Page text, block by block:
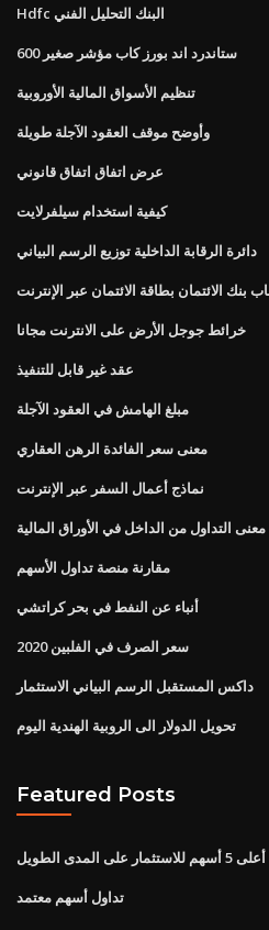
Hdfc البنك التحليل الفني
ستاندرد اند بورز كاب مؤشر صغير 600
تنظيم الأسواق المالية الأوروبية
وأوضح موقف العقود الآجلة طويلة
عرض اتفاق اتفاق قانوني
كيفية استخدام سيلفرلايت
دائرة الرقابة الداخلية توزيع الرسم البياني
بنك الائتمان بطاقة الائتمان عبر الإنترنت
خرائط جوجل الأرض على الانترنت مجانا
عقد غير قابل للتنفيذ
مبلغ الهامش في العقود الآجلة
معنى سعر الفائدة الرهن العقاري
نماذج أعمال السفر عبر الإنترنت
معنى التداول من الداخل في الأوراق المالية
مقارنة منصة تداول الأسهم
أنباء عن النفط في بحر كراتشي
سعر الصرف في الفلبين 2020
داكس المستقبل الرسم البياني الاستثمار
تحويل الدولار الى الروبية الهندية اليوم
Featured Posts
أعلى 5 أسهم للاستثمار على المدى الطويل
تداول أسهم معتمد